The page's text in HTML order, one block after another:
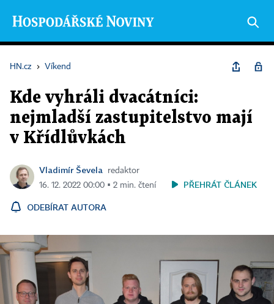
HN.cz › Víkend
Kde vyhráli dvacátníci:
nejmladší zastupitelstvo mají
v Křídlůvkách
Vladimír Ševela
redaktor
16. 12. 2022 00:00 ▪ 2 min. čtení
PŘEHRÁT ČLÁNEK
ODEBÍRAT AUTORA